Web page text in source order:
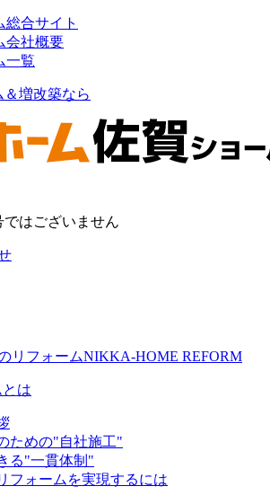
総合サイト
会社概要
一覧
増改築なら
はございません
リフォームNIKKA-HOME REFORM
は
ための"自社施工"
る"一貫体制"
フォームを実現するには